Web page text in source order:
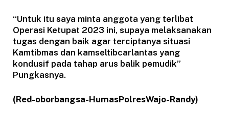
“Untuk itu saya minta anggota yang terlibat
Operasi Ketupat 2023 ini, supaya melaksanakan
tugas dengan baik agar terciptanya situasi
Kamtibmas dan kamseltibcarlantas yang
kondusif pada tahap arus balik pemudik”
Pungkasnya.
(Red-oborbangsa-HumasPolresWajo-Randy)